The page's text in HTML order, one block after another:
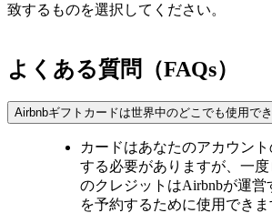
致するものを選択してください。
よくある質問（FAQs）
Airbnbギフトカードは世界中のどこでも使用で
カードはあなたのアカウン
する必要がありますが、一
のクレジットはAirbnbが運営
を予約するために使用でき